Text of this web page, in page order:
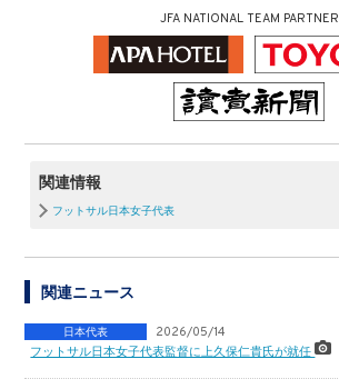
JFA NATIONAL TEAM PARTNER
関連情報
フットサル日本女子代表
関連ニュース
日本代表 2026/05/14
フットサル日本女子代表監督に上久保仁貴氏が就任